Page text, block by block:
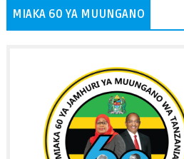
MIAKA 60 YA MUUNGANO